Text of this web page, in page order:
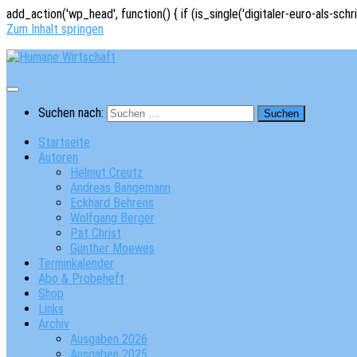
add_action('wp_head', function() { if (is_single('digitaler-euro-als-
Zum Inhalt springen
Suchen nach:
Startseite
Autoren
Helmut Creutz
Andreas Bangemann
Eckhard Behrens
Wolfgang Berger
Pat Christ
Günther Moewes
Terminkalender
Abo & Probeheft
Shop
Links
Archiv
Ausgaben 2026